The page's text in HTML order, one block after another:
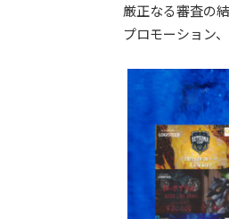
厳正なる審査の
プロモーション